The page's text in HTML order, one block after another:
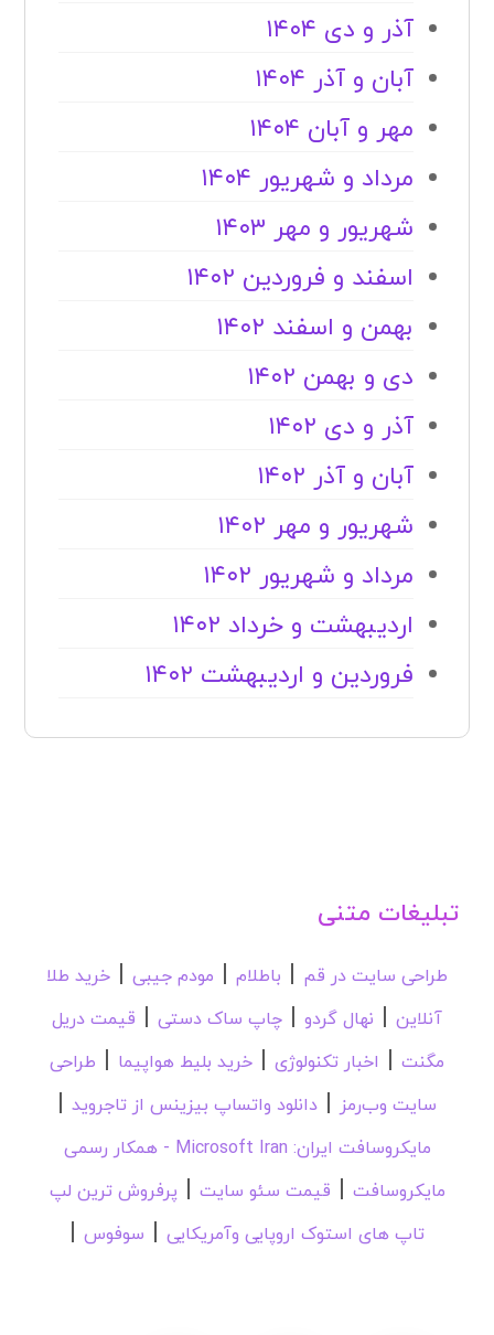
آذر و دی ۱۴۰۴
آبان و آذر ۱۴۰۴
مهر و آبان ۱۴۰۴
مرداد و شهریور ۱۴۰۴
شهریور و مهر ۱۴۰۳
اسفند و فروردین ۱۴۰۲
بهمن و اسفند ۱۴۰۲
دی و بهمن ۱۴۰۲
آذر و دی ۱۴۰۲
آبان و آذر ۱۴۰۲
شهریور و مهر ۱۴۰۲
مرداد و شهریور ۱۴۰۲
اردیبهشت و خرداد ۱۴۰۲
فروردین و اردیبهشت ۱۴۰۲
تبلیغات متنی
طراحی سایت در قم | باطلام | مودم جیبی | خرید طلا
آنلاین | نهال گردو | چاپ ساک دستی | قیمت دریل
مگنت | اخبار تکنولوژی | خرید بلیط هواپیما | طراحی
سایت وب‌رمز | دانلود واتساپ بیزینس از تاجروید |
مایکروسافت ایران: Microsoft Iran - همکار رسمی
مایکروسافت | قیمت سئو سایت |پرفروش ترین لپ
تاپ های استوک اروپایی وآمریکایی | سوفوس |